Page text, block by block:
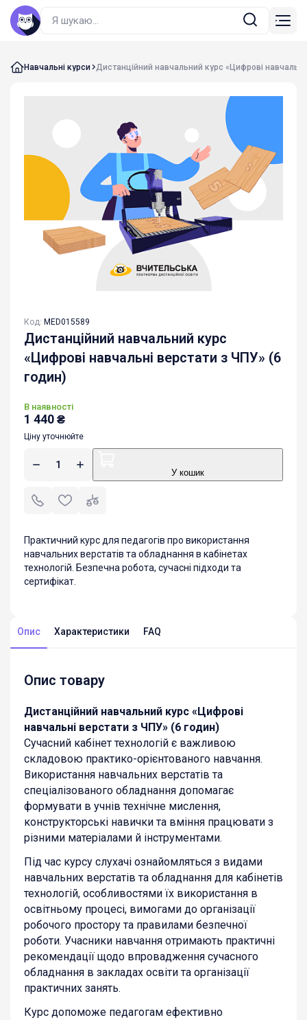
Навчальні курси Дистанційний навчальний курс «Цифрові
Код: MED015589
Дистанційний навчальний курс
«Цифрові навчальні верстати з ЧПУ» (6
годин)
В наявності
1 440₴
Ціну уточнюйте
У кошик
Практичний курс для педагогів про використання
навчальних верстатів та обладнання в кабінетах
технологій. Безпечна робота, сучасні підходи та
сертифікат.
Опис Характеристики FAQ
Опис товару
Дистанційний навчальний курс «Цифрові
навчальні верстати з ЧПУ» (6 годин)
Сучасний кабінет технологій є важливою
складовою практико-орієнтованого навчання.
Використання навчальних верстатів та
спеціалізованого обладнання допомагає
формувати в учнів технічне мислення,
конструкторські навички та вміння працювати з
різними матеріалами й інструментами.
Під час курсу слухачі ознайомляться з видами
навчальних верстатів та обладнання для кабінетів
технологій, особливостями їх використання в
освітньому процесі, вимогами до організації
робочого простору та правилами безпечної
роботи. Учасники навчання отримають практичні
рекомендації щодо впровадження сучасного
обладнання в закладах освіти та організації
практичних занять.
Курс допоможе педагогам ефективно